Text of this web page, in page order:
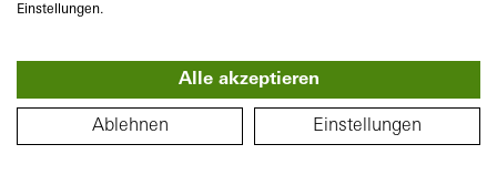
FLOOR PLAN
Basic depth Thermal insulation
Einstellungen.
Alle akzeptieren
Ablehnen Einstellungen